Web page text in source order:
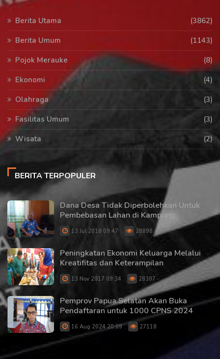
Berita Utama
(3862)
Berita Umum
(1143)
Pojok Merauke
(8)
Ekonomi
(4)
Olahraga
(3)
Fasilitas Umum
(3)
Wisata
(2)
BERITA TERPOPULER
Dana Desa Tidak Diperbolehkan Untuk
Pembebasan Lahan di Kampung
13 Jul 2018 09:47 28898
Peningkatan Ekonomi Keluarga Melalui
Kreatifitas dan Keterampilan
13 Nov 2017 09:34 28307
Pemprov Papua Selatan Akan Buka
Pendaftaran untuk 1000 CPNS 2024
16 Aug 2024 20:09 27118